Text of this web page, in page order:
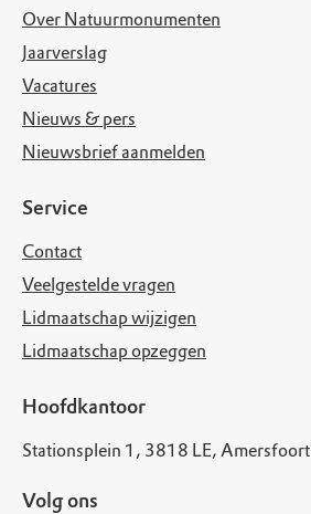
Over Natuurmonumenten
Jaarverslag
Vacatures
Nieuws & pers
Nieuwsbrief aanmelden
Service
Contact
Veelgestelde vragen
Lidmaatschap wijzigen
Lidmaatschap opzeggen
Hoofdkantoor
Stationsplein 1, 3818 LE, Amersfoort
Volg ons